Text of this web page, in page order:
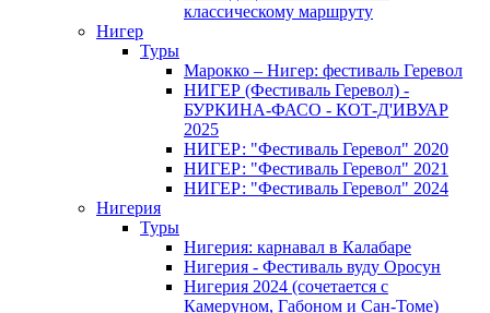
классическому маршруту
Нигер
Туры
Марокко – Нигер: фестиваль Геревол
НИГЕР (Фестиваль Геревол) -
БУРКИНА-ФАСО - КОТ-Д'ИВУАР
2025
НИГЕР: "Фестиваль Геревол" 2020
НИГЕР: "Фестиваль Геревол" 2021
НИГЕР: "Фестиваль Геревол" 2024
Нигерия
Туры
Нигерия: карнавал в Калабаре
Нигерия - Фестиваль вуду Оросун
Нигерия 2024 (сочетается с
Камеруном, Габоном и Сан-Томе)